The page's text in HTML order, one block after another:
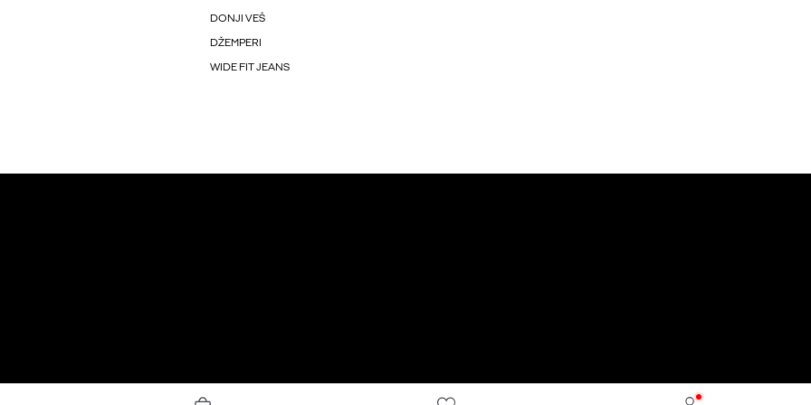
DONJI VEŠ
DŽEMPERI
WIDE FIT JEANS